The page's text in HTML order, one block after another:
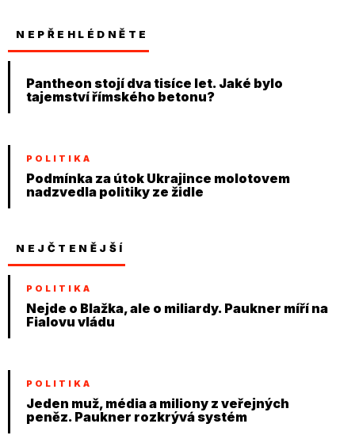
NEPŘEHLÉDNĚTE
Pantheon stojí dva tisíce let. Jaké bylo
tajemství římského betonu?
POLITIKA
Podmínka za útok Ukrajince molotovem
nadzvedla politiky ze židle
NEJČTENĚJŠÍ
POLITIKA
Nejde o Blažka, ale o miliardy. Paukner míří na
Fialovu vládu
POLITIKA
Jeden muž, média a miliony z veřejných
peněz. Paukner rozkrývá systém